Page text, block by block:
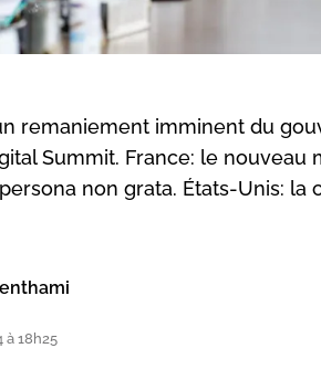
remaniement imminent du
Summit. France: le
non grata. États-Unis: la
18h25